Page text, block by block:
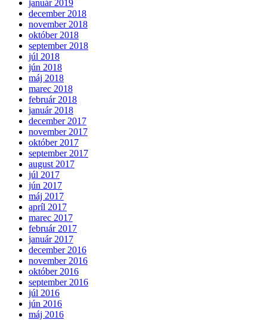
január 2019
december 2018
november 2018
október 2018
september 2018
júl 2018
jún 2018
máj 2018
marec 2018
február 2018
január 2018
december 2017
november 2017
október 2017
september 2017
august 2017
júl 2017
jún 2017
máj 2017
apríl 2017
marec 2017
február 2017
január 2017
december 2016
november 2016
október 2016
september 2016
júl 2016
jún 2016
máj 2016